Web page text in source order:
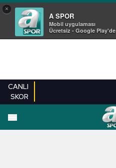
×
A SPOR
Mobil uygulaması
Ücretsiz - Google Play'de
CANLI
SKOR
EN YENILER